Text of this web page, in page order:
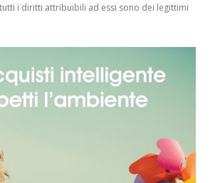
i diritti attribuibili ad essi sono dei legittimi